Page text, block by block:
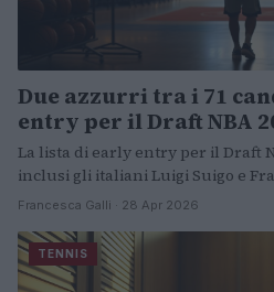
Due azzurri tra i 71
entry per il Draft NBA
La lista di early entry per il Draft
inclusi gli italiani Luigi Suigo e
Francesca Galli · 28 Apr 2026
TENNIS